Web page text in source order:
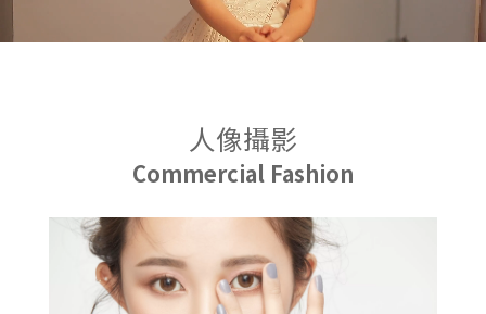
人像攝影
Commercial Fashion